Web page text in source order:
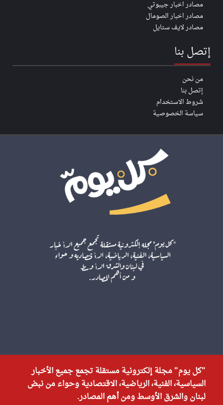
مصادر اخبار جيبوتي
مصادر اخبار الصومال
مصادر لايف ستايل
إتصل بنا
من نحن
إتصل بنا
شروط الاستخدام
سياسة الخصوصية
"كل يوم" مجلة إلكترونية مستقلة تجمع جميع الأخبار
السياسية، الفنية، الرياضية، الاقتصادية وحواء من نبض
لبنان والشرق الأوسط ومن أهم المصادر.